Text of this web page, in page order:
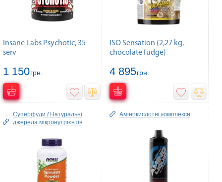
Insane Labs Psychotic, 35
serv
1 150грн.
ISO Sensation (2,27 kg,
chocolate fudge)
4 895грн.
Суперфуди / Натуральні
джерела мікронутрієнтів
Амінокислотні комплекси